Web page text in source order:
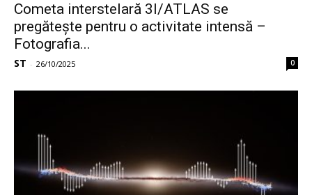
Cometa interstelară 3I/ATLAS se
pregătește pentru o activitate intensă –
Fotografia...
ST - 26/10/2025 0